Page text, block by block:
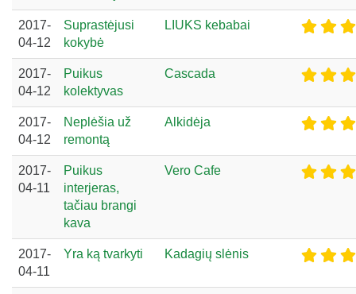
2017-
04-12
Suprastėjusi
kokybė
LIUKS kebabai
2017-
04-12
Puikus
kolektyvas
Cascada
2017-
04-12
Neplėšia už
remontą
Alkidėja
2017-
04-11
Puikus
interjeras,
tačiau brangi
kava
Vero Cafe
2017-
04-11
Yra ką tvarkyti Kadagių slėnis